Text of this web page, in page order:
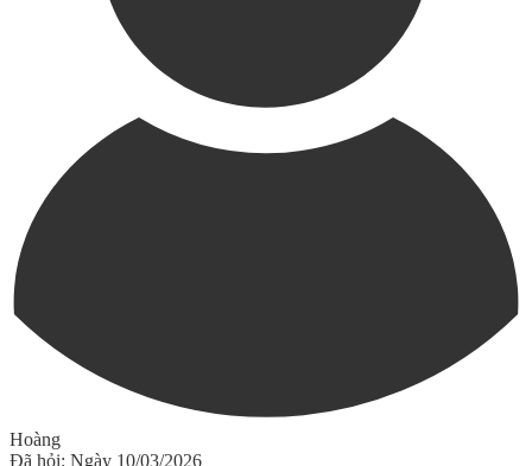
Hoàng
Đã hỏi: Ngày 10/03/2026